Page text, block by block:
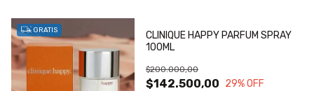
GRATIS
CLINIQUE HAPPY PARFUM SPRAY
100ML
$142.500,00
$200.000,00
29% OFF